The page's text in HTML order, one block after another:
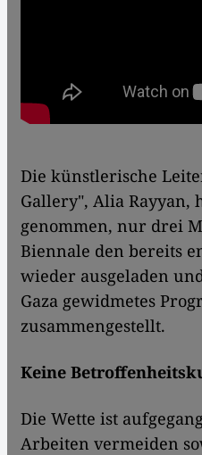
Die künstlerische
Gallery", Alia Rayyan,
genommen, nur drei
Biennale den bereits
wieder ausgeladen
Gaza gewidmetes
zusammengestellt.
Keine
Die Wette ist
Arbeiten vermeiden